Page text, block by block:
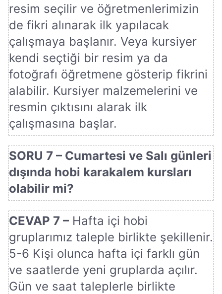
resim seçilir ve öğretmenlerimizin
de fikri alınarak ilk yapılacak
çalışmaya başlanır. Veya kursiyer
kendi seçtiği bir resim ya da
fotoğrafı öğretmene gösterip fikrini
alabilir. Kursiyer malzemelerini ve
resmin çıktısını alarak ilk
çalışmasına başlar.
SORU 7 – Cumartesi ve Salı günleri
dışında hobi karakalem kursları
olabilir mi?
CEVAP 7 – Hafta içi hobi
gruplarımız taleple birlikte şekillenir.
5-6 Kişi olunca hafta içi farklı gün
ve saatlerde yeni gruplarda açılır.
Gün ve saat taleplerle birlikte